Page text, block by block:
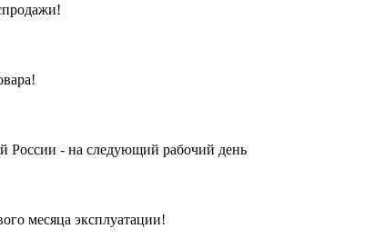
России - на следующий рабочий день
месяца эксплуатации!